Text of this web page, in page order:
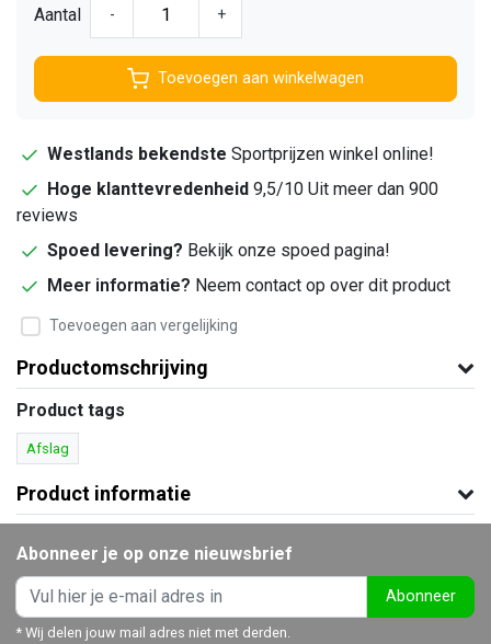
Aantal - +
Toevoegen aan winkelwagen
Westlands bekendste Sportprijzen winkel online!
Hoge klanttevredenheid 9,5/10 Uit meer dan 900
reviews
Spoed levering? Bekijk onze spoed pagina!
Meer informatie? Neem contact op over dit product
Toevoegen aan vergelijking
Productomschrijving
Product tags
Afslag
Product informatie
Abonneer je op onze nieuwsbrief
Abonneer
* Wij delen jouw mail adres niet met derden.